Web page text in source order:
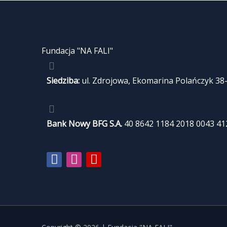
Fundacja "NA FALI"
Siedziba: ul. Zdrojowa, Ekomarina Polańczyk
Bank Nowy BFG S.A. 40 8642 1184 2018 0043
Facebook-
Instagram
Youtube